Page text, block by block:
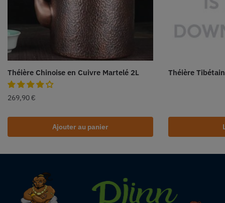
Théière Chinoise en Cuivre Martelé 2L
269,90 €
Ajouter au panier
Théière